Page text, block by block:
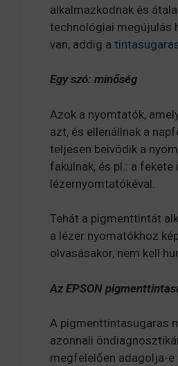
alkalmazkodnak és
technológiai megújulás
van, addig a
Egy szó: minőség
Azok a nyomtatók,
azt, és ellenállnak a
teljesen beivódik a
fakulnak, és pl.: a
lézernyomtatókéval.
Tehát a pigmenttintát
a lézer nyomatókhoz
olvasásakor, nem kell
Az EPSON
A pigmenttintasugaras
azonnali
megfelelően adagolja-